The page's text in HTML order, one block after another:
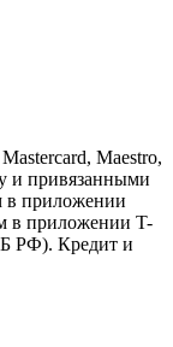
Maestro,
и привязанными
в приложении
в приложении T-
РФ). Кредит и